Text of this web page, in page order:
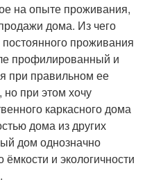
на опыте проживания,
дома. Из чего
проживания
профилированный и
при правильном ее
при этом хочу
каркасного дома
дома из других
дом однозначно
ёмкости и экологичности